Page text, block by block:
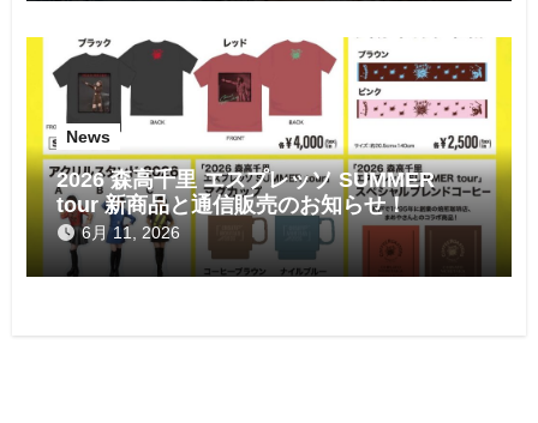
News
2026 森高千里 エスプレッソ SUMMER
tour 新商品と通信販売のお知らせ！
6月 11, 2026